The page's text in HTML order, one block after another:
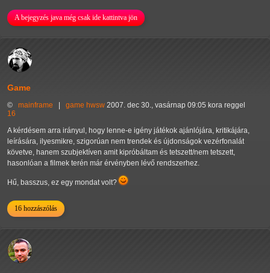
A bejegyzés java még csak ide kattintva jön
Game
© mainframe game hwsw 2007. dec 30., vasárnap 09:05 kora reggel
16
A kérdésem arra irányul, hogy lenne-e igény játékok ajánlójára, kritikájára,
leírására, ilyesmikre, szigorúan nem trendek és újdonságok vezérfonalát
követve, hanem szubjektíven amit kipróbáltam és tetszett/nem tetszett,
hasonlóan a filmek terén már érvényben lévő rendszerhez.
Hű, basszus, ez egy mondat volt?
16 hozzászólás